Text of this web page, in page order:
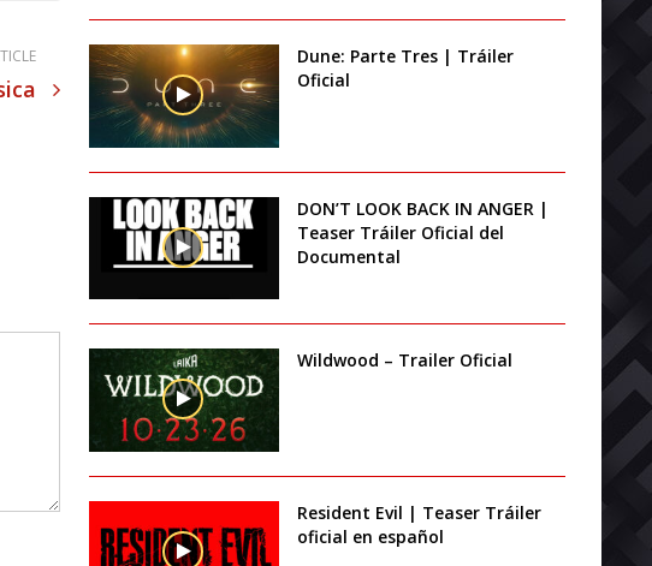
Dune: Parte Tres | Tráiler
Oficial
DON’T LOOK BACK IN ANGER |
Teaser Tráiler Oficial del
Documental
Wildwood – Trailer Oficial
Resident Evil | Teaser Tráiler
oficial en español